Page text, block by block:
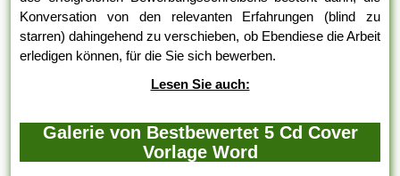
Konversation von den relevanten Erfahrungen (blind zu
starren) dahingehend zu verschieben, ob Ebendiese die Arbeit
erledigen können, für die Sie sich bewerben.
Lesen Sie auch:
Galerie von Bestbewertet 5 Cd Cover
Vorlage Word